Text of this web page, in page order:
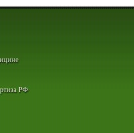
РФ